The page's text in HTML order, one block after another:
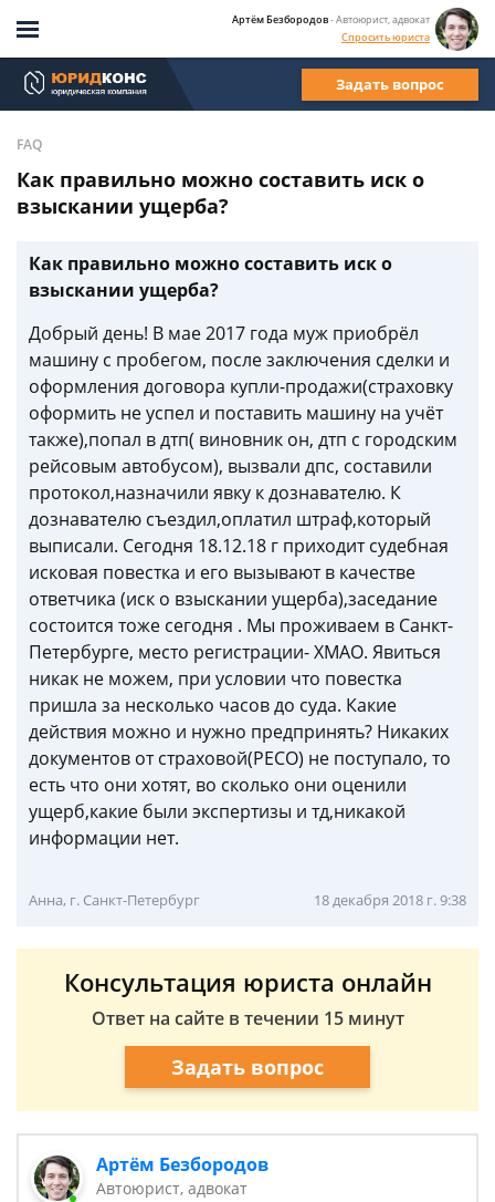
Артём Безбородов- Автоюрист, адвокат
Спросить юриста
Задать вопрос
FAQ
Как правильно можно составить иск о
взыскании ущерба?
Как правильно можно составить иск о
взыскании ущерба?
Добрый день! В мае 2017 года муж приобрёл
машину с пробегом, после заключения сделки и
оформления договора купли-продажи(страховку
оформить не успел и поставить машину на учёт
также),попал в дтп( виновник он, дтп с городским
рейсовым автобусом), вызвали дпс, составили
протокол,назначили явку к дознавателю. К
дознавателю съездил,оплатил штраф,который
выписали. Сегодня 18.12.18 г приходит судебная
исковая повестка и его вызывают в качестве
ответчика (иск о взыскании ущерба),заседание
состоится тоже сегодня . Мы проживаем в Санкт-
Петербурге, место регистрации- ХМАО. Явиться
никак не можем, при условии что повестка
пришла за несколько часов до суда. Какие
действия можно и нужно предпринять? Никаких
документов от страховой(РЕСО) не поступало, то
есть что они хотят, во сколько они оценили
ущерб,какие были экспертизы и тд,никакой
информации нет.
Анна, г. Санкт-Петербург 18 декабря 2018 г. 9:38
Консультация юриста онлайн
Ответ на сайте в течении 15 минут
Задать вопрос
Артём Безбородов
Автоюрист, адвокат